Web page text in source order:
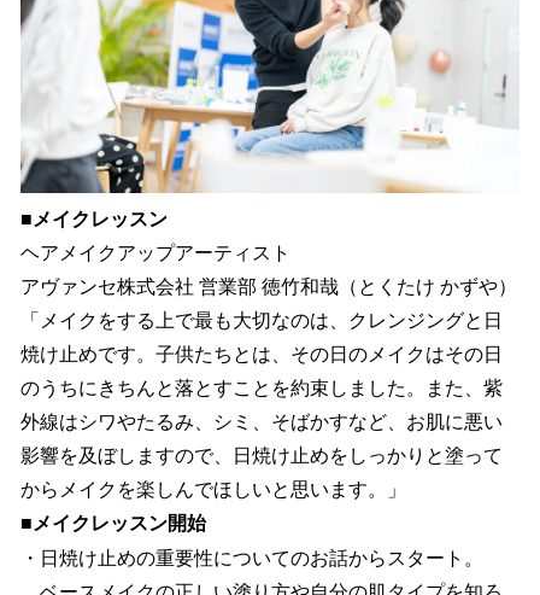
■メイクレッスン
ヘアメイクアップアーティスト
アヴァンセ株式会社 営業部 徳竹和哉（とくたけ かずや）
「メイクをする上で最も大切なのは、クレンジングと日
焼け止めです。子供たちとは、その日のメイクはその日
のうちにきちんと落とすことを約束しました。また、紫
外線はシワやたるみ、シミ、そばかすなど、お肌に悪い
影響を及ぼしますので、日焼け止めをしっかりと塗って
からメイクを楽しんでほしいと思います。」
■メイクレッスン開始
・日焼け止めの重要性についてのお話からスタート。